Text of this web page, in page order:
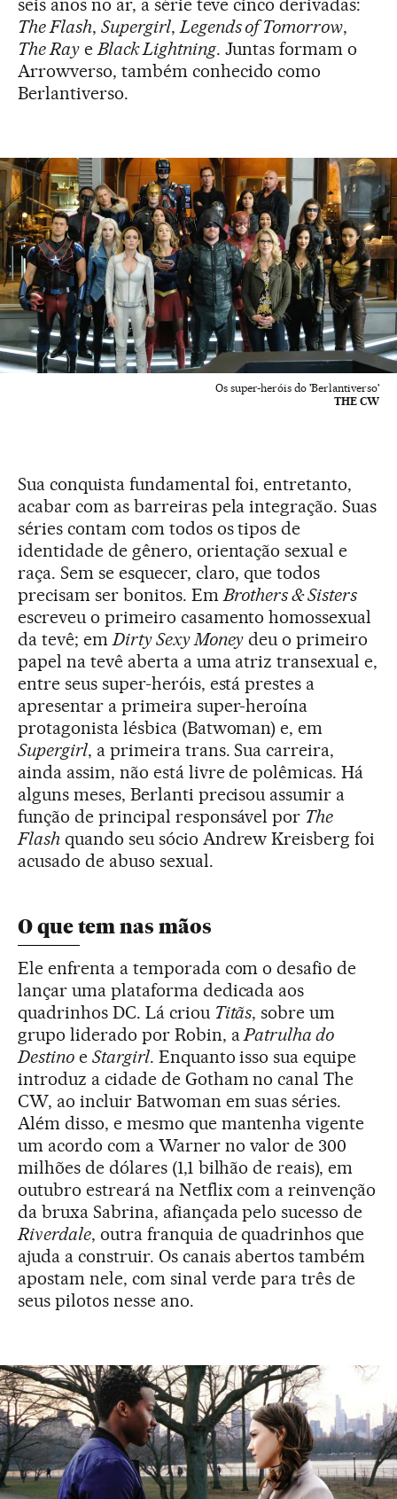
seis anos no ar, a série teve cinco derivadas:
The Flash, Supergirl,Legends of Tomorrow,
The RayeBlack Lightning. Juntas formam o
Arrowverso, também conhecido como
Berlantiverso.
Os super-heróis do 'Berlantiverso'
THE CW
Sua conquista fundamental foi, entretanto,
acabar com as barreiras pela integração. Suas
séries contam com todos os tipos de
identidade de gênero, orientação sexual e
raça. Sem se esquecer, claro, que todos
precisam ser bonitos. EmBrothers & Sisters
escreveu o primeiro casamento homossexual
da tevê; emDirty Sexy Money deu o primeiro
papel na tevê aberta a uma atriz transexual e,
entre seus super-heróis, está prestes a
apresentar a primeira super-heroína
protagonista lésbica (Batwoman) e, em
Supergirl, a primeira trans. Sua carreira,
ainda assim, não está livre de polêmicas. Há
alguns meses, Berlanti precisou assumir a
função de principal responsável por The
Flashquando seu sócio Andrew Kreisberg foi
acusado de abuso sexual.
O que tem nas mãos
Ele enfrenta a temporada com o desafio de
lançar uma plataforma dedicada aos
quadrinhos DC. Lá criou Titãs, sobre um
grupo liderado por Robin, aPatrulha do
Destinoe Stargirl. Enquanto isso sua equipe
introduz a cidade de Gotham no canal The
CW, ao incluir Batwoman em suas séries.
Além disso, e mesmo que mantenha vigente
um acordo com a Warner no valor de 300
milhões de dólares (1,1 bilhão de reais), em
outubro estreará na Netflix com a reinvenção
da bruxa Sabrina, afiançada pelo sucesso de
Riverdale, outra franquia de quadrinhos que
ajuda a construir. Os canais abertos também
apostam nele, com sinal verde para três de
seus pilotos nesse ano.